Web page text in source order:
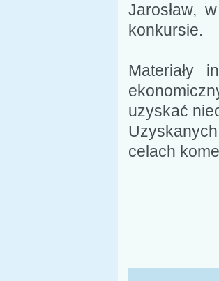
Jarosław,
konkursie.
Materiały
uzyskać
celach